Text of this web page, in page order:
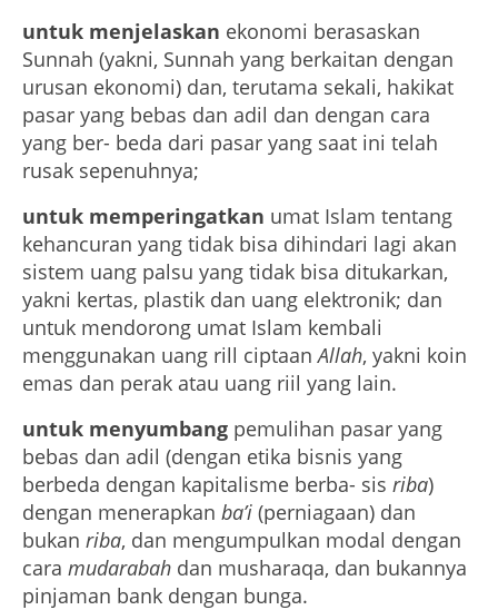
untuk menjelaskan ekonomi berasaskan
Sunnah (yakni, Sunnah yang berkaitan dengan
urusan ekonomi) dan, terutama sekali, hakikat
pasar yang bebas dan adil dan dengan cara
yang ber- beda dari pasar yang saat ini telah
rusak sepenuhnya;
untuk memperingatkan umat Islam tentang
kehancuran yang tidak bisa dihindari lagi akan
sistem uang palsu yang tidak bisa ditukarkan,
yakni kertas, plastik dan uang elektronik; dan
untuk mendorong umat Islam kembali
menggunakan uang rill ciptaanAllah, yakni koin
emas dan perak atau uang riil yang lain.
untuk menyumbang pemulihan pasar yang
bebas dan adil (dengan etika bisnis yang
berbeda dengan kapitalisme berba- sis riba)
dengan menerapkan ba’i (perniagaan) dan
bukan riba, dan mengumpulkan modal dengan
cara mudarabah dan musharaqa, dan bukannya
pinjaman bank dengan bunga.